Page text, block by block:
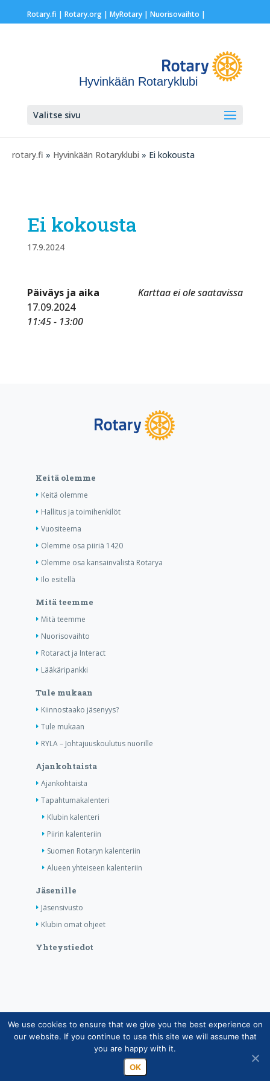
Rotary.fi | Rotary.org| MyRotary | Nuorisovaihto |
Hyvinkään Rotaryklubi
Valitse sivu
rotary.fi » Hyvinkään Rotaryklubi » Ei kokousta
Ei kokousta
17.9.2024
Karttaa ei ole saatavissa
Päiväys ja aika
17.09.2024
11:45 - 13:00
Keitä olemme
Keitä olemme
Hallitus ja toimihenkilöt
Vuositeema
Olemme osa piiriä 1420
Olemme osa kansainvälistä Rotarya
Ilo esitellä
Mitä teemme
Mitä teemme
Nuorisovaihto
Rotaract ja Interact
Lääkäripankki
Tule mukaan
Kiinnostaako jäsenyys?
Tule mukaan
RYLA – Johtajuuskoulutus nuorille
Ajankohtaista
Ajankohtaista
Tapahtumakalenteri
Klubin kalenteri
Piirin kalenteriin
Suomen Rotaryn kalenteriin
Alueen yhteiseen kalenteriin
Jäsenille
Jäsensivusto
Klubin omat ohjeet
Yhteystiedot
Copyright © Suomen Rotarypalvelu ry 2026 |
Jäsentietojärjestelmän tietosuojaseloste|Henkilötietojen
käsittely Rotarytoiminnassa
We use cookies to ensure that we give you the best experience on
our website. If you continue to use this site we will assume that
you are happy with it.
OK